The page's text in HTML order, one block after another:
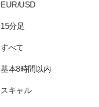
EUR/USD
15分足
すべて
基本8時間以内
スキャル